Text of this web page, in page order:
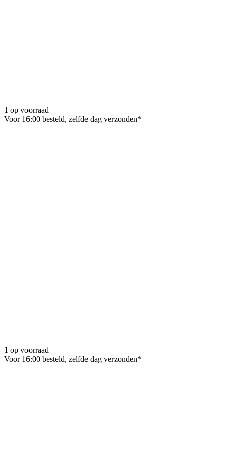
1 op voorraad
Voor 16:00 besteld, zelfde dag verzonden*
1 op voorraad
Voor 16:00 besteld, zelfde dag verzonden*